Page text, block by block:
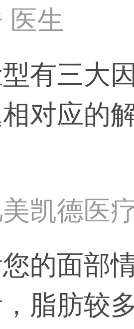
医生
有三大
对应的
凯德医
的面部
脂肪较